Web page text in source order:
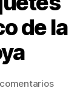
de la
en